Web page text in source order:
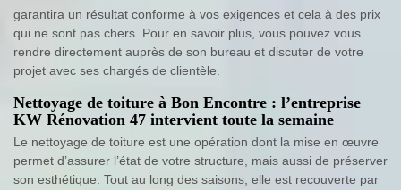
garantira un résultat conforme à vos exigences et cela à des prix
qui ne sont pas chers. Pour en savoir plus, vous pouvez vous
rendre directement auprès de son bureau et discuter de votre
projet avec ses chargés de clientèle.
Nettoyage de toiture à Bon Encontre : l’entreprise
KW Rénovation 47 intervient toute la semaine
Le nettoyage de toiture est une opération dont la mise en œuvre
permet d’assurer l’état de votre structure, mais aussi de préserver
son esthétique. Tout au long des saisons, elle est recouverte par